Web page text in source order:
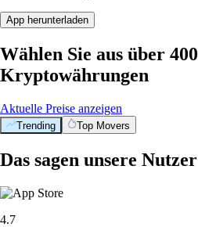
App herunterladen
Wählen Sie aus über 400
Kryptowährungen
Aktuelle Preise anzeigen
Trending Top Movers
Das sagen unsere Nutzer
4.7